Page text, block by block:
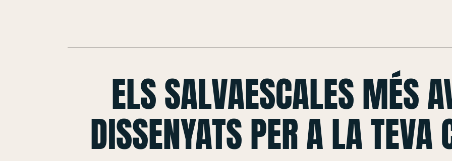
ELS SALVAESCALES MÉS
DISSENYATS PER A LA TEVA